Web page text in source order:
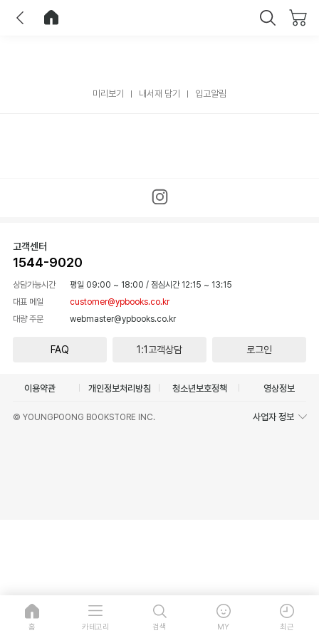
미리보기 내서재 담기 입고알림
고객센터
1544-9020
상담가능시간 평일 09:00 ~ 18:00 / 점심시간 12:15 ~ 13:15
대표 메일
customer@ypbooks.co.kr
대량 주문
webmaster@ypbooks.co.kr
FAQ 1:1고객상담 로그인
이용약관 개인정보처리방침 청소년보호정책 영상정보
© YOUNGPOONG BOOKSTORE INC. 사업자 정보
홈 카테고리 검색 MY 최근